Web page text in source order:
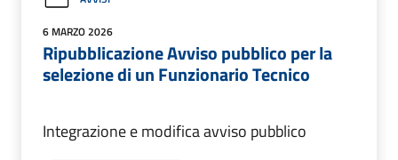
6 MARZO 2026
Ripubblicazione Avviso pubblico per la
selezione di un Funzionario Tecnico
Integrazione e modifica avviso pubblico